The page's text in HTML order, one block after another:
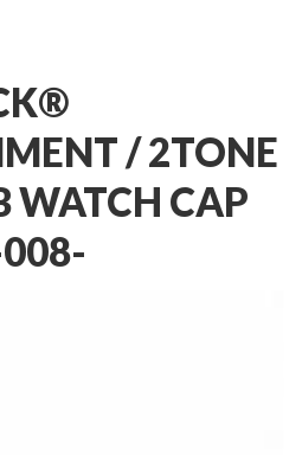
/2TONE
WATCH CAP